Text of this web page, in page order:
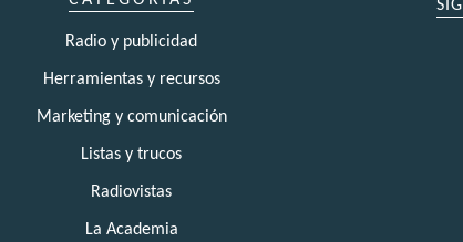
Radio y publicidad
Herramientas y recursos
Marketing y comunicación
Listas y trucos
Radiovistas
La Academia